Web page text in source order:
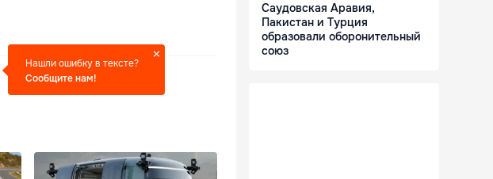
Нашли ошибку в тексте?
Сообщите нам!
Саудовская Аравия,
Пакистан и Турция
образовали оборонительный
союз